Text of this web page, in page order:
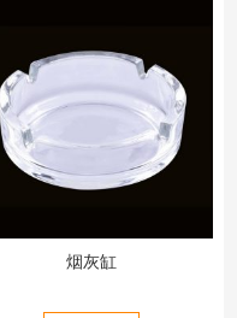
烟灰缸